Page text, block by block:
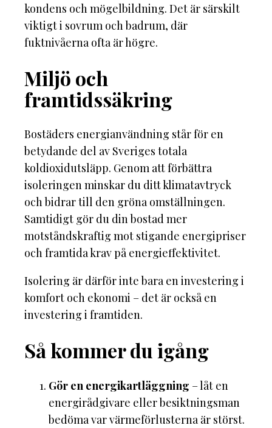
kondens och mögelbildning. Det är särskilt
viktigt i sovrum och badrum, där
fuktnivåerna ofta är högre.
Miljö och
framtidssäkring
Bostäders energianvändning står för en
betydande del av Sveriges totala
koldioxidutsläpp. Genom att förbättra
isoleringen minskar du ditt klimatavtryck
och bidrar till den gröna omställningen.
Samtidigt gör du din bostad mer
motståndskraftig mot stigande energipriser
och framtida krav på energieffektivitet.
Isolering är därför inte bara en investering i
komfort och ekonomi – det är också en
investering i framtiden.
Så kommer du igång
Gör en energikartläggning – låt en
energirådgivare eller besiktningsman
bedöma var värmeförlusterna är störst.